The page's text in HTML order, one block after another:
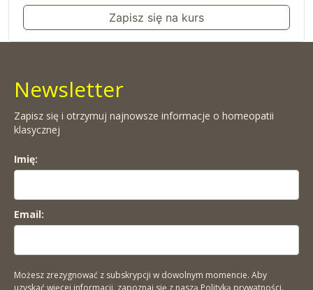
Zapisz się na kurs
Newsletter
Zapisz się i otrzymuj najnowsze informacje o homeopatii
klasycznej
Imię:
Email:
Możesz zrezygnować z subskrypcji w dowolnym momencie. Aby
uzyskać więcej informacji, zapoznaj się z naszą Polityką prywatności.